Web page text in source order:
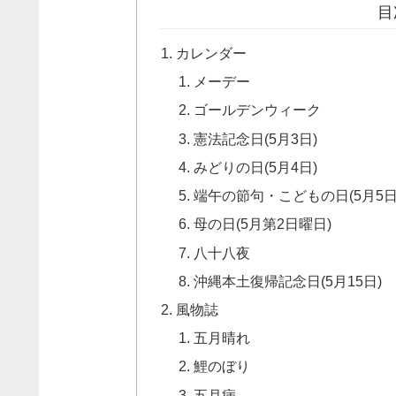
カレンダー
メーデー
ゴールデンウィーク
憲法記念日(5月3日)
みどりの日(5月4日)
端午の節句・こどもの日(5月5
母の日(5月第2日曜日)
八十八夜
沖縄本土復帰記念日(5月15日)
風物誌
五月晴れ
鯉のぼり